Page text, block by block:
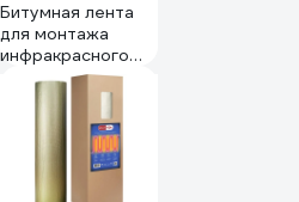
Битумная лента
для монтажа
инфракрасного
тёплого пола
ALFAOPT 3м BTM-